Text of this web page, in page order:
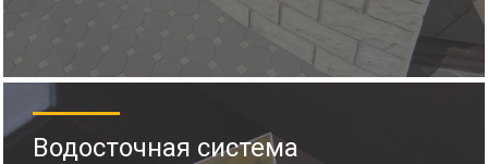
Водосточная система